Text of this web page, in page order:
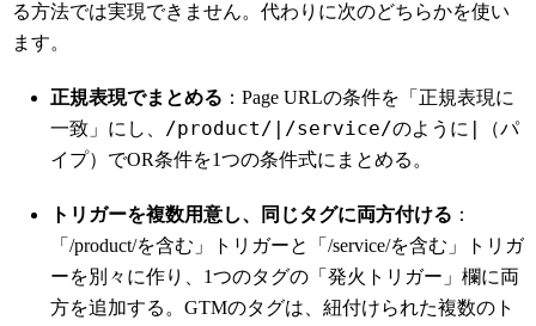
る方法では実現できません。代わりに次のどちらかを使い
ます。
正規表現でまとめる ：Page URLの条件を「正規表現に
一致」にし、 /product/|/service/のように
（パ
イプ）でOR条件を1つの条件式にまとめる。
トリガーを複数用意し、同じタグに両方付ける ：
「/product/を含む」トリガーと「/service/を含む」トリガ
ーを別々に作り、1つのタグの「発火トリガー」欄に両
方を追加する。GTMのタグは、紐付けられた複数のト